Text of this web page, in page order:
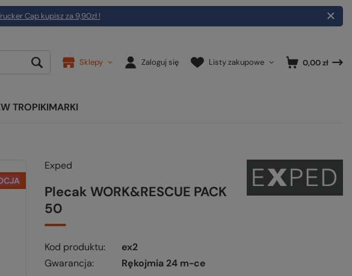
Cap kupisz za 9,90zł !
Sklepy Zaloguj się Listy zakupowe 0,00 zł
W TROPIKIMARKI
Exped
Plecak WORK&RESCUE PACK
50
Kod produktu
ex2
Gwarancja
Rękojmia 24 m-ce